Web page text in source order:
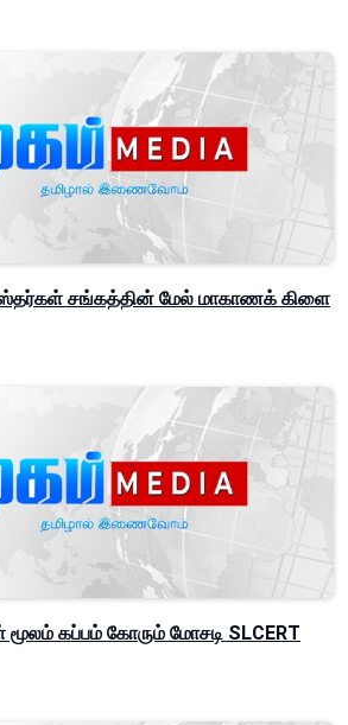
சங்கத்தின் மேல் மாகாணக் கிளை
கப்பம் கோரும் மோசடி SLCERT